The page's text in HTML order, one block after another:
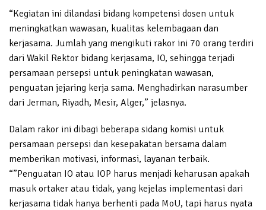
“Kegiatan ini dilandasi bidang kompetensi dosen untuk
meningkatkan wawasan, kualitas kelembagaan dan
kerjasama. Jumlah yang mengikuti rakor ini 70 orang terdiri
dari Wakil Rektor bidang kerjasama, IO, sehingga terjadi
persamaan persepsi untuk peningkatan wawasan,
penguatan jejaring kerja sama. Menghadirkan narasumber
dari Jerman, Riyadh, Mesir, Alger,” jelasnya.
Dalam rakor ini dibagi beberapa sidang komisi untuk
persamaan persepsi dan kesepakatan bersama dalam
memberikan motivasi, informasi, layanan terbaik.
“”Penguatan IO atau IOP harus menjadi keharusan apakah
masuk ortaker atau tidak, yang kejelas implementasi dari
kerjasama tidak hanya berhenti pada MoU, tapi harus nyata